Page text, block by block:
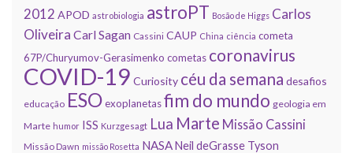
2012 APOD astrobiologia astroPT Bosão de Higgs Carlos
Oliveira Carl Sagan Cassini CAUP China ciência cometa
67P/Churyumov-Gerasimenko cometas coronavirus
COVID-19 Curiosity céu da semana desafios
educação ESOexoplanetasfim do mundo geologia em
Marte humor ISS Kurzgesagt Lua Marte Missão Cassini
Missão Dawn missão Rosetta NASANeil deGrasse Tyson